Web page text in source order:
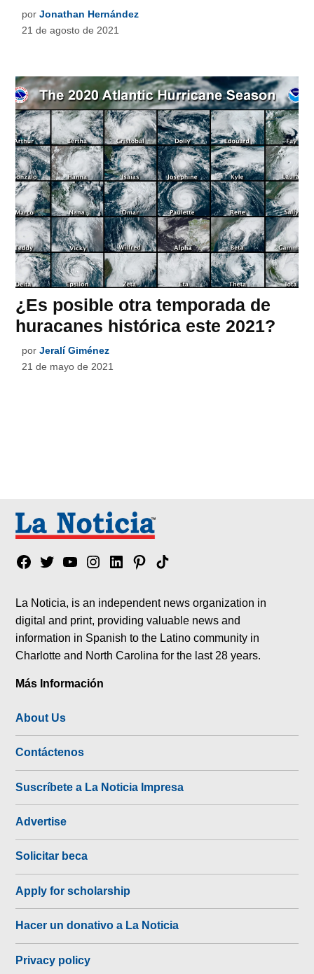
por Jonathan Hernández
21 de agosto de 2021
¿Es posible otra temporada de
huracanes histórica este 2021?
por Jeralí Giménez
21 de mayo de 2021
Facebook
TwitterYouTubeInstagram
LinkedinPinterest
Tik
La Noticia, is an independent news organization in
digital and print, providing valuable news and
information in Spanish to the Latino community in
Charlotte and North Carolina for the last 28 years.
Más Información
About Us
Contáctenos
Suscríbete a La Noticia Impresa
Advertise
Solicitar beca
Apply for scholarship
Hacer un donativo a La Noticia
Privacy policy